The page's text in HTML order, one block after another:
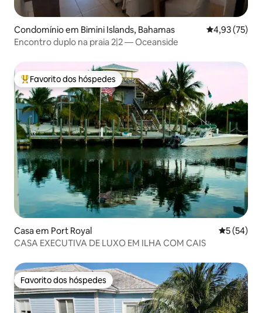
Condomínio em Bimini Islands, Bahamas Classificação
4,93 (75)
Encontro duplo na praia 2|2 — Oceanside
Favoritos dos hóspedes mais apreciados
Favorito dos hóspedes
Casa em Port Royal
5 (54)
CASA EXECUTIVA DE LUXO EM ILHA COM CAIS
Favorito dos hóspedes
Favorito dos hóspedes